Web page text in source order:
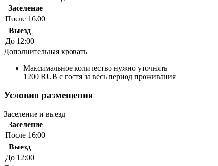
Заселение
После 16:00
Выезд
До 12:00
Дополнительная кровать
Максимальное количество нужно уточнять
1200 RUB с гостя за весь период проживания
Условия размещения
Заселение и выезд
Заселение
После 16:00
Выезд
До 12:00